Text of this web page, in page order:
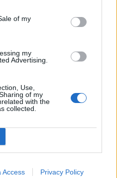
of my
my
Advertising.
Use,
of my
with the
collected.
Access Privacy Policy
Benedetto
25-12
– US Roma
– Pol. S.S. Lazio Rugby
Polisportiva Paganica